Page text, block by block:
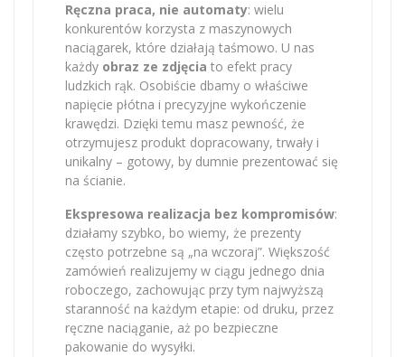
Ręczna praca, nie automaty: wielu
konkurentów korzysta z maszynowych
naciągarek, które działają taśmowo. U nas
każdy obraz ze zdjęcia to efekt pracy
ludzkich rąk. Osobiście dbamy o właściwe
napięcie płótna i precyzyjne wykończenie
krawędzi. Dzięki temu masz pewność, że
otrzymujesz produkt dopracowany, trwały i
unikalny – gotowy, by dumnie prezentować się
na ścianie.
Ekspresowa realizacja bez kompromisów:
działamy szybko, bo wiemy, że prezenty
często potrzebne są „na wczoraj”. Większość
zamówień realizujemy w ciągu jednego dnia
roboczego, zachowując przy tym najwyższą
staranność na każdym etapie: od druku, przez
ręczne naciąganie, aż po bezpieczne
pakowanie do wysyłki.